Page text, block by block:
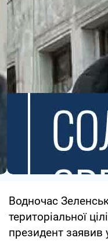
Водночас
територіальної
президент заявив